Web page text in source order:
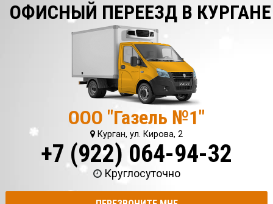
ОФИСНЫЙ ПЕРЕЕЗД В КУРГАНЕ
ООО "Газель №1"
Курган, ул. Кирова, 2
+7 (922) 064-94-32
Круглосуточно